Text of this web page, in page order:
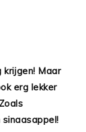
krijgen! Maar
erg lekker